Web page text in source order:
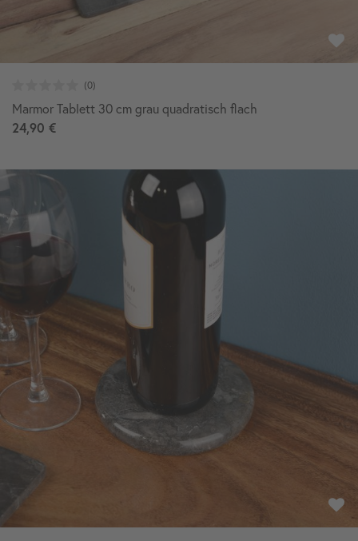
Marmor Tablett 30 cm grau quadratisch flach
24,90 €